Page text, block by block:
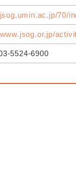
70/
5524-6900